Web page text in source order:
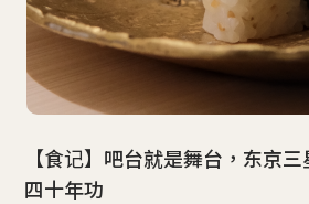
【食记】吧台就是舞台，东京
四十年功